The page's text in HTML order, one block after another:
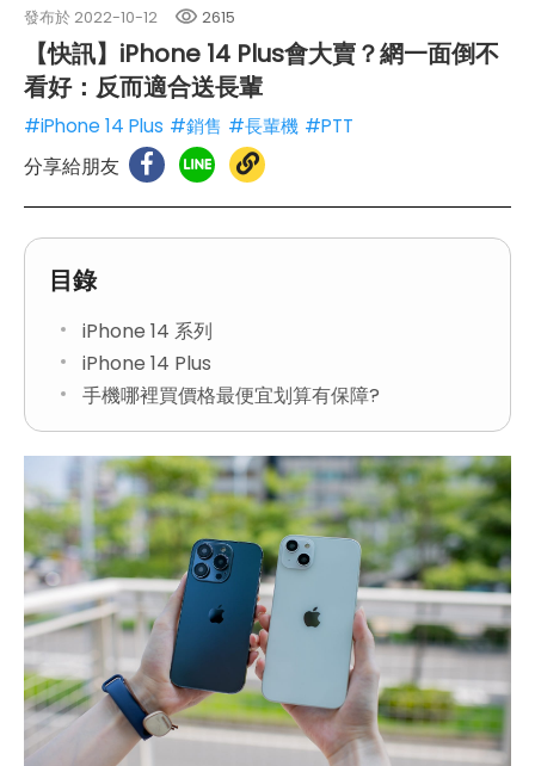
發布於 2022-10-12 2615
【快訊】iPhone 14 Plus會大賣？網一面倒不
看好：反而適合送長輩
#iPhone 14 Plus #銷售 #長輩機 #PTT
分享給朋友
目錄
iPhone 14 系列
iPhone 14 Plus
手機哪裡買價格最便宜划算有保障?